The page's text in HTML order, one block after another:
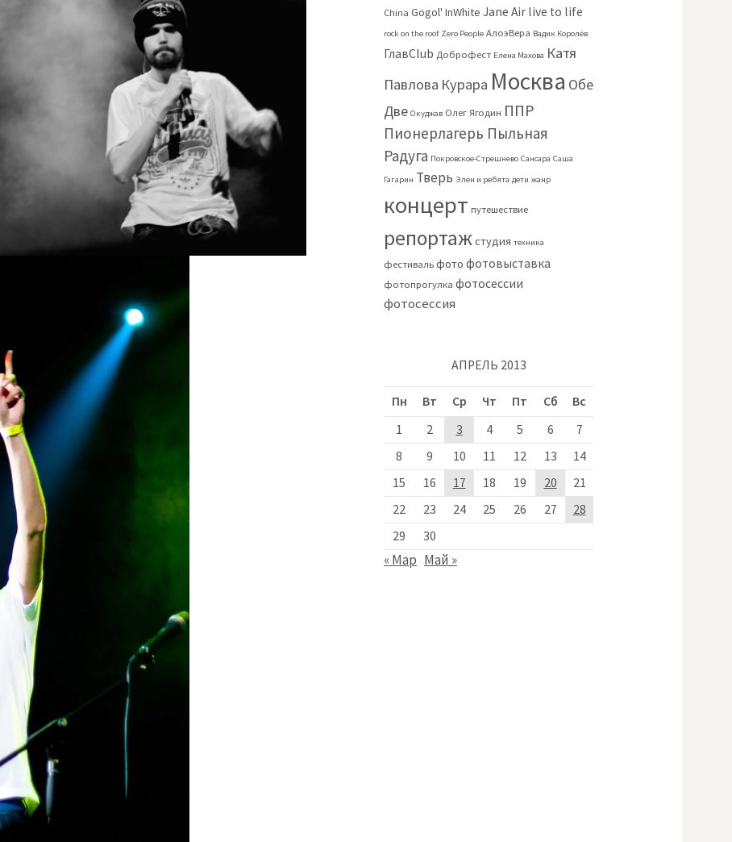
China Gogol' InWhite Jane Air live to life
rock on the roof Zero People АлоэВера Вадик Королёв
ГлавClub Доброфест Елена Махова Катя
Павлова Курара Москва Обе
Две Окуджав Олег Ягодин ППР
Пионерлагерь Пыльная
Радуга Покровское-Стрешнево Сансара Саша
Гагарин Тверь Элен и ребята дети жанр
концерт путешествие
репортажстудия техника
фестиваль фото фотовыставка
фотопрогулка фотосессии
фотосессия
АПРЕЛЬ 2013
Пн Вт Ср Чт Пт Сб
Вс
1
2 3 4 5 6
7
8
9 10 11 12 13
14
15
16 17 18 19 20
21
22
23 24 25 26 27
28
29
30
« Мар Май »